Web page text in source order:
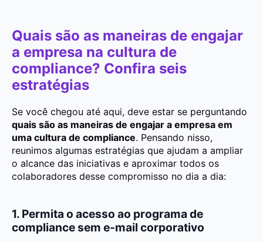
Quais são as maneiras de engajar
a empresa na cultura de
compliance? Confira seis
estratégias
Se você chegou até aqui, deve estar se perguntando
quais são as maneiras de engajar a empresa em
uma cultura de compliance. Pensando nisso,
reunimos algumas estratégias que ajudam a ampliar
o alcance das iniciativas e aproximar todos os
colaboradores desse compromisso no dia a dia:
1. Permita o acesso ao programa de
compliance sem e-mail corporativo